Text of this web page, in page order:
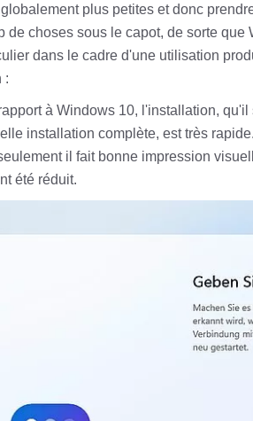
plus petites et donc
de choses sous le capot, de sorte
dans le cadre d'une utilisation
:
à Windows 10, l'installation,
installation complète, est très
il fait bonne impression
été réduit.